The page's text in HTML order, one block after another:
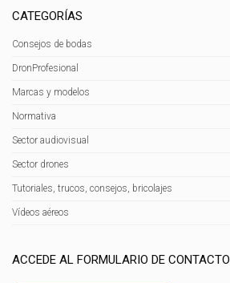
CATEGORÍAS
Consejos de bodas
DronProfesional
Marcas y modelos
Normativa
Sector audiovisual
Sector drones
Tutoriales, trucos, consejos, bricolajes
Vídeos aéreos
ACCEDE AL FORMULARIO DE CONTACTO